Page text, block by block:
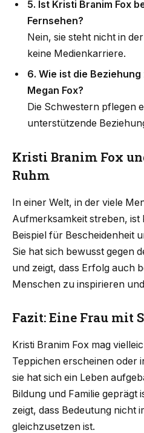
5. Ist Kristi Branim Fox
Fernsehen?
Nein, sie steht nicht in
keine Medienkarriere.
6. Wie ist die
Megan Fox?
Die Schwestern pflegen
unterstützende
Kristi Branim Fox
Ruhm
In einer Welt, in der viele
Aufmerksamkeit streben, ist
Beispiel für Bescheidenheit
Sie hat sich bewusst gegen
und zeigt, dass Erfolg auch
Menschen zu inspirieren
Fazit: Eine Frau mit
Kristi Branim Fox mag
Teppichen erscheinen oder
sie hat sich ein Leben
Bildung und Familie geprägt
zeigt, dass Bedeutung nicht
gleichzusetzen ist.